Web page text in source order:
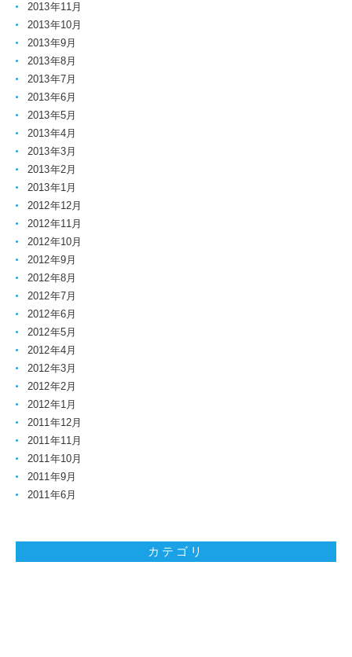
2013年11月
2013年10月
2013年9月
2013年8月
2013年7月
2013年6月
2013年5月
2013年4月
2013年3月
2013年2月
2013年1月
2012年12月
2012年11月
2012年10月
2012年9月
2012年8月
2012年7月
2012年6月
2012年5月
2012年4月
2012年3月
2012年2月
2012年1月
2011年12月
2011年11月
2011年10月
2011年9月
2011年6月
カテゴリ